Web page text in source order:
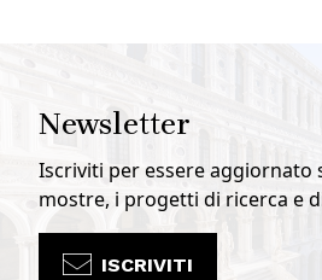
Newsletter
Iscriviti per essere aggiornato
mostre, i progetti di ricerca e
ISCRIVITI